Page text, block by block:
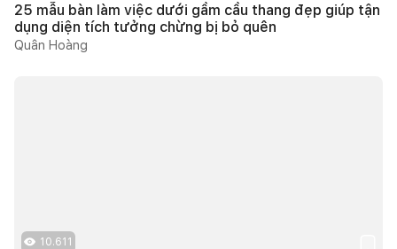
25 mẫu bàn làm việc dưới gầm cầu thang đẹp giúp tận
dụng diện tích tưởng chừng bị bỏ quên
Quân Hoàng
10.611